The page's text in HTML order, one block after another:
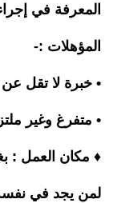
المعرفة في
المؤهلات :-
• خبرة لا تقل
• متفرغ وغير
♦️ مكان العمل :
لمن يجد في